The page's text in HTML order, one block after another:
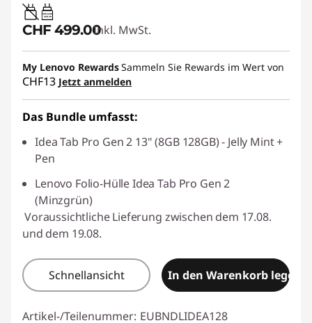
20W-60W
USB PD
CHF 499.00Inkl. MwSt.
My Lenovo RewardsSammeln Sie Rewards im Wert von
CHF13 Jetzt anmelden
Das Bundle umfasst:
Idea Tab Pro Gen 2 13" (8GB 128GB) - Jelly Mint +
Pen
Lenovo Folio-Hülle Idea Tab Pro Gen 2
(Minzgrün)
Voraussichtliche Lieferung zwischen dem 17.08.
und dem 19.08.
Schnellansicht In den Warenkorb legen
Artikel-/Teilenummer: EUBNDLIDEA128